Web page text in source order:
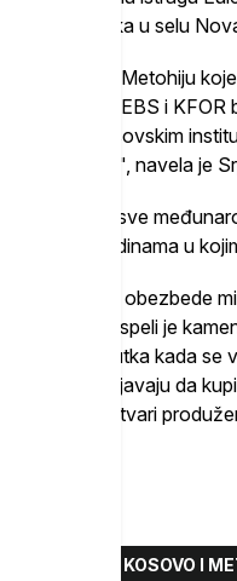
povratnika u selu
na Kosovu i Metohiju
UNMIK, OEBS i
ne veruju kosovskim
narodom", navela je
apelovala na sve
u sredinama u
da obezbede
u tome nisu uspeli je
koja od trenutka kada
joj ne dozvoljavaju da
prava a u stvari
ZA KOSOVO I